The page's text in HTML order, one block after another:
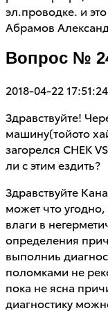
эл.проводке. и
Абрамов
Вопрос №
2018-04-22 17:51:24
Здравствуйте!
машину(тойото
загорелся CHEK
ли с этим ездить?
Здравствуйте
может что
влаги в
определения
выполниь
поломками не
пока не ясна
диагностику